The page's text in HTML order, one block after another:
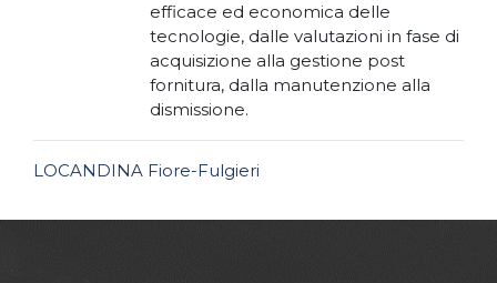
efficace ed economica delle
tecnologie, dalle valutazioni in fase di
acquisizione alla gestione post
fornitura, dalla manutenzione alla
dismissione.
LOCANDINA Fiore-Fulgieri